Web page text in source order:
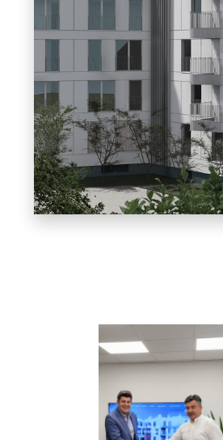
Dvolamelni objekat
klimatizovane stanove,
uređenje i zelene
efikasnosti,